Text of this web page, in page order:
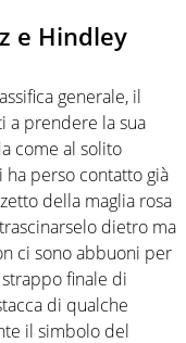
e Hindley
generale, il
a prendere la sua
come al solito
perso contatto già
della maglia rosa
dietro ma
ci sono abbuoni per
finale di
di qualche
il simbolo del